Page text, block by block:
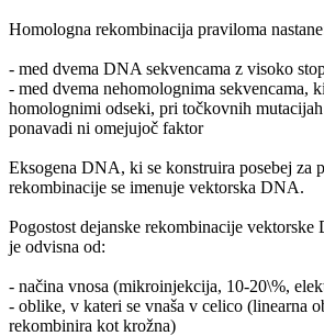
Homologna rekombinacija praviloma
- med dvema DNA sekvencama z visoko
- med dvema nehomolognima sekvencama,
homolognimi odseki, pri točkovnih
ponavadi ni omejujoč faktor
Eksogena DNA, ki se konstruira posebej za
rekombinacije se imenuje vektorska DNA.
Pogostost dejanske rekombinacije
je odvisna od:
- načina vnosa (mikroinjekcija, 10-20\%,
- oblike, v kateri se vnaša v celico (linearna
rekombinira kot krožna)